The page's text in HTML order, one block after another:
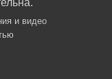
и видео